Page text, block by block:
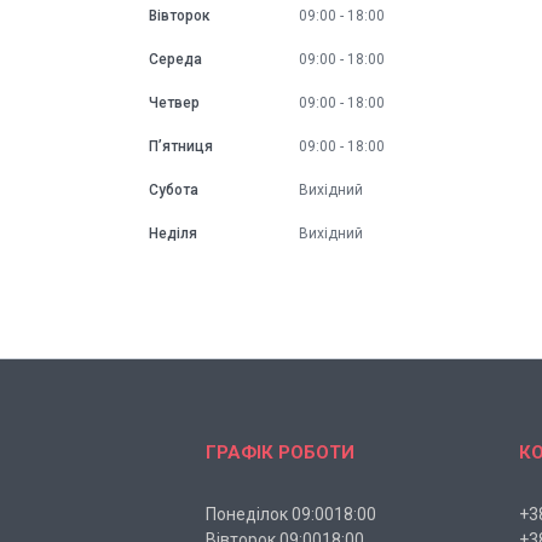
Вівторок 09:00 18:00
Середа 09:00 18:00
Четвер 09:00 18:00
Пʼятниця 09:00 18:00
Субота Вихідний
Неділя Вихідний
ГРАФІК РОБОТИ
Понеділок 09:0018:00